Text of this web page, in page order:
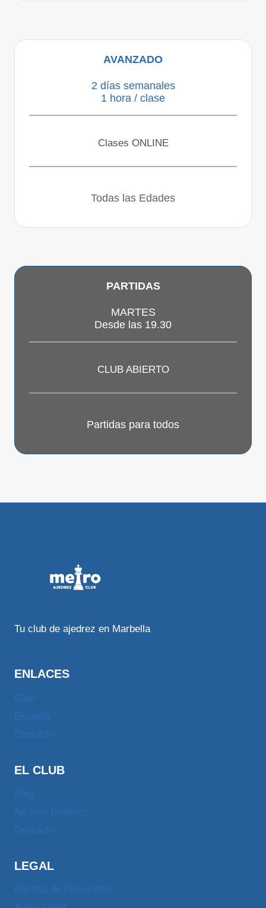
AVANZADO
2 días semanales
1 hora / clase
Clases ONLINE
Todas las Edades
PARTIDAS
MARTES
Desde las 19.30
CLUB ABIERTO
Partidas para todos
Tu club de ajedrez en Marbella
ENLACES
EL CLUB
LEGAL